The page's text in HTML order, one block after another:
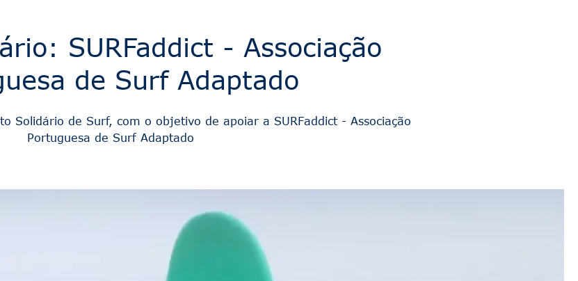
SURFaddict - Associação
de Surf Adaptado
Solidário de Surf, com o objetivo de apoiar a SURFaddict - Associação
Portuguesa de Surf Adaptado